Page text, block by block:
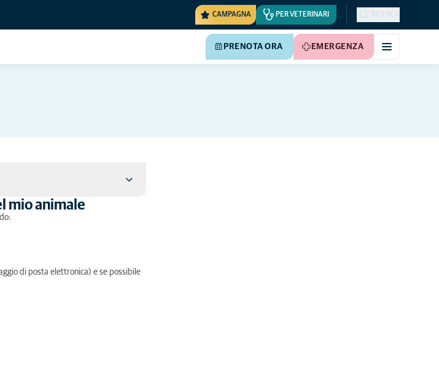
CAMPAGNA PER VETERINARI RICERCA
PRENOTA ORA EMERGENZA
mail?
mio animale
di posta elettronica) e se possibile